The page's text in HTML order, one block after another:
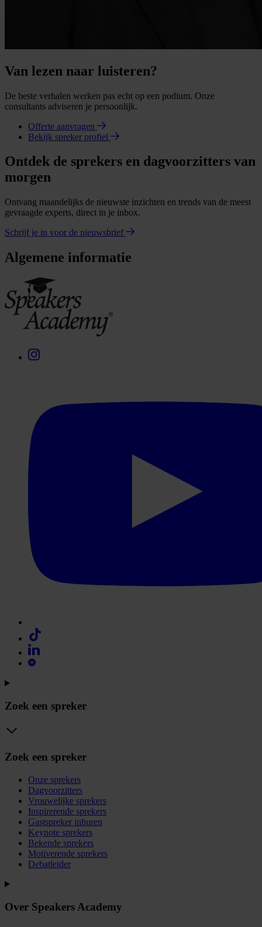
Van lezen naar luisteren?
De beste verhalen werken pas echt op een podium. Onze
consultants adviseren je persoonlijk.
Offerte aanvragen
Bekijk spreker profiel
Ontdek de sprekers en dagvoorzitters van
morgen
Ontvang maandelijks de nieuwste inzichten en trends van de meest
gevraagde experts, direct in je inbox.
Schrijf je in voor de nieuwsbrief
Algemene informatie
Zoek een spreker
Zoek een spreker
Onze sprekers
Dagvoorzitters
Vrouwelijke sprekers
Inspirerende sprekers
Gastspreker inhuren
Keynote sprekers
Bekende sprekers
Motiverende sprekers
Debatleider
Over Speakers Academy